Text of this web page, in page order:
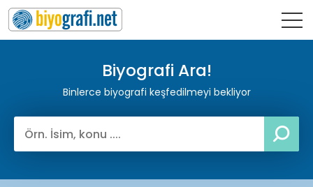
Biyografi Ara!
Binlerce biyografi keşfedilmeyi bekliyor